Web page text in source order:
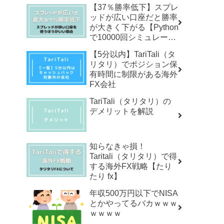
【37％勝率低下】スプレ
ッドが広い口座だと勝率
が大きく下がる【Python
で10000回シミュレーシ
【5分以内】TariTali（タ
リタリ）でポジション保
有時間に制限がある海外
FX会社
TariTali（タリタリ）の
デメリットを解説
知らなきゃ損！
Taritali（タリタリ）で得
する海外FX戦略【たり
たり fx】
年収500万円以下でNISA
とかやってるバカｗｗｗ
ｗｗｗｗ